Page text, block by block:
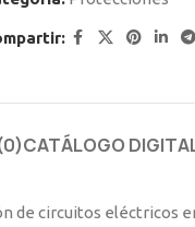
CATÁLOGO
circuitos eléctricos